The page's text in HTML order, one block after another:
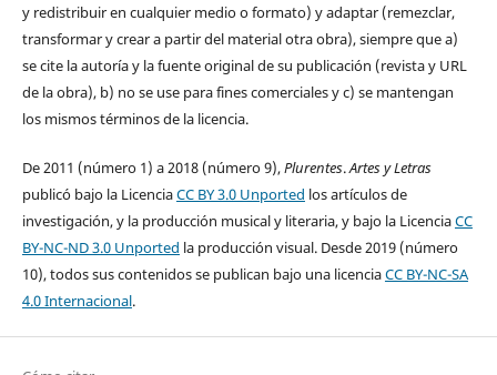
y redistribuir en cualquier medio o formato) y adaptar (remezclar,
transformar y crear a partir del material otra obra), siempre que a)
se cite la autoría y la fuente original de su publicación (revista y URL
de la obra), b) no se use para fines comerciales y c) se mantengan
los mismos términos de la licencia.
De 2011 (número 1) a 2018 (número 9),Plurentes.Artes y Letras
publicó bajo la LicenciaCC BY 3.0 Unported los artículos de
investigación, y la producción musical y literaria, y bajo la LicenciaCC
BY-NC-ND 3.0 Unported la producción visual. Desde 2019 (número
10), todos sus contenidos se publican bajo una licenciaCC BY-NC-SA
4.0 Internacional.